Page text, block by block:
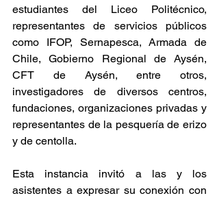
estudiantes del Liceo Politécnico,
representantes de servicios públicos
como IFOP, Sernapesca, Armada de
Chile, Gobierno Regional de Aysén,
CFT de Aysén, entre otros,
investigadores de diversos centros,
fundaciones, organizaciones privadas y
representantes de la pesquería de erizo
y de centolla.
Esta instancia invitó a las y los
asistentes a expresar su conexión con